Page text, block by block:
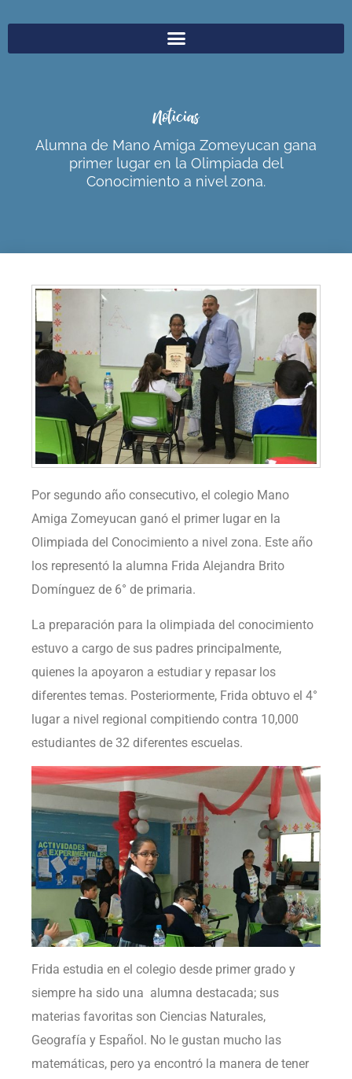
Noticias
Alumna de Mano Amiga Zomeyucan gana
primer lugar en la Olimpiada del
Conocimiento a nivel zona.
Por segundo año consecutivo, el colegio Mano
Amiga Zomeyucan ganó el primer lugar en la
Olimpiada del Conocimiento a nivel zona. Este año
los representó la alumna Frida Alejandra Brito
Domínguez de 6° de primaria.
La preparación para la olimpiada del conocimiento
estuvo a cargo de sus padres principalmente,
quienes la apoyaron a estudiar y repasar los
diferentes temas. Posteriormente, Frida obtuvo el 4°
lugar a nivel regional compitiendo contra 10,000
estudiantes de 32 diferentes escuelas.
Frida estudia en el colegio desde primer grado y
siempre ha sido una alumna destacada; sus
materias favoritas son Ciencias Naturales,
Geografía y Español. No le gustan mucho las
matemáticas, pero ya encontró la manera de tener